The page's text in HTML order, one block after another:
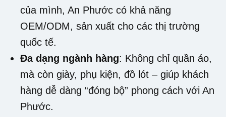
của mình, An Phước có khả năng
OEM/ODM, sản xuất cho các thị trường
quốc tế.
Đa dạng ngành hàng: Không chỉ quần áo,
mà còn giày, phụ kiện, đồ lót – giúp khách
hàng dễ dàng “đóng bộ” phong cách với An
Phước.